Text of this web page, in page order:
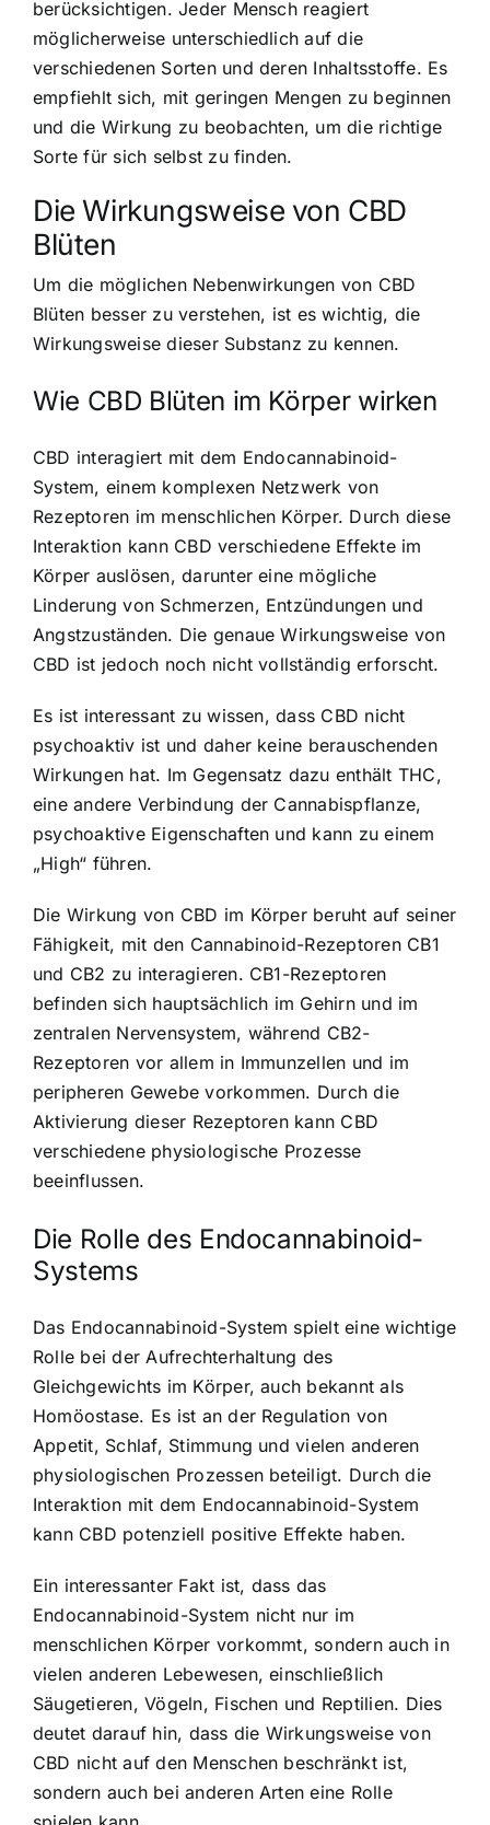
berücksichtigen. Jeder Mensch reagiert
möglicherweise unterschiedlich auf die
verschiedenen Sorten und deren Inhaltsstoffe. Es
empfiehlt sich, mit geringen Mengen zu beginnen
und die Wirkung zu beobachten, um die richtige
Sorte für sich selbst zu finden.
Die Wirkungsweise von CBD
Blüten
Um die möglichen Nebenwirkungen von CBD
Blüten besser zu verstehen, ist es wichtig, die
Wirkungsweise dieser Substanz zu kennen.
Wie CBD Blüten im Körper wirken
CBD interagiert mit dem Endocannabinoid-
System, einem komplexen Netzwerk von
Rezeptoren im menschlichen Körper. Durch diese
Interaktion kann CBD verschiedene Effekte im
Körper auslösen, darunter eine mögliche
Linderung von Schmerzen, Entzündungen und
Angstzuständen. Die genaue Wirkungsweise von
CBD ist jedoch noch nicht vollständig erforscht.
Es ist interessant zu wissen, dass CBD nicht
psychoaktiv ist und daher keine berauschenden
Wirkungen hat. Im Gegensatz dazu enthält THC,
eine andere Verbindung der Cannabispflanze,
psychoaktive Eigenschaften und kann zu einem
„High“ führen.
Die Wirkung von CBD im Körper beruht auf seiner
Fähigkeit, mit den Cannabinoid-Rezeptoren CB1
und CB2 zu interagieren. CB1-Rezeptoren
befinden sich hauptsächlich im Gehirn und im
zentralen Nervensystem, während CB2-
Rezeptoren vor allem in Immunzellen und im
peripheren Gewebe vorkommen. Durch die
Aktivierung dieser Rezeptoren kann CBD
verschiedene physiologische Prozesse
beeinflussen.
Die Rolle des Endocannabinoid-
Systems
Das Endocannabinoid-System spielt eine wichtige
Rolle bei der Aufrechterhaltung des
Gleichgewichts im Körper, auch bekannt als
Homöostase. Es ist an der Regulation von
Appetit, Schlaf, Stimmung und vielen anderen
physiologischen Prozessen beteiligt. Durch die
Interaktion mit dem Endocannabinoid-System
kann CBD potenziell positive Effekte haben.
Ein interessanter Fakt ist, dass das
Endocannabinoid-System nicht nur im
menschlichen Körper vorkommt, sondern auch in
vielen anderen Lebewesen, einschließlich
Säugetieren, Vögeln, Fischen und Reptilien. Dies
deutet darauf hin, dass die Wirkungsweise von
CBD nicht auf den Menschen beschränkt ist,
sondern auch bei anderen Arten eine Rolle